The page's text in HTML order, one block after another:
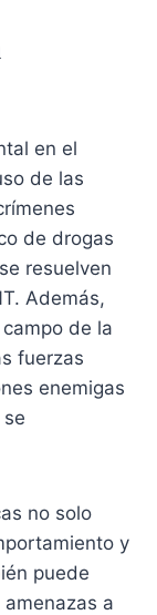
en el
de las
de drogas
resuelven
Además,
de la
fuerzas
enemigas
no solo
y
puede
a